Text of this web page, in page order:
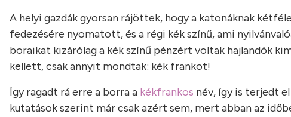
A helyi gazdák gyorsan rájöttek, hogy a katonáknak
fedezésére nyomatott, és a régi kék színű, ami
boraikat kizárólag a kék színű pénzért voltak hajlandók
kellett, csak annyit mondtak: kék frankot!
Így ragadt rá erre a borra a kékfrankos név, így is terjedt
kutatások szerint már csak azért sem, mert abban az